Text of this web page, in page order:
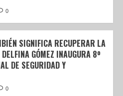
0
SIGNIFICA RECUPERAR LA
GÓMEZ INAUGURA 8º
DE SEGURIDAD Y
0